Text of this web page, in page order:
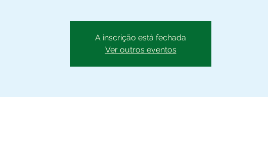
A inscrição está fechada
Ver outros eventos